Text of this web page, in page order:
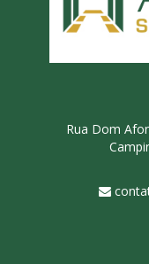
Rua Dom